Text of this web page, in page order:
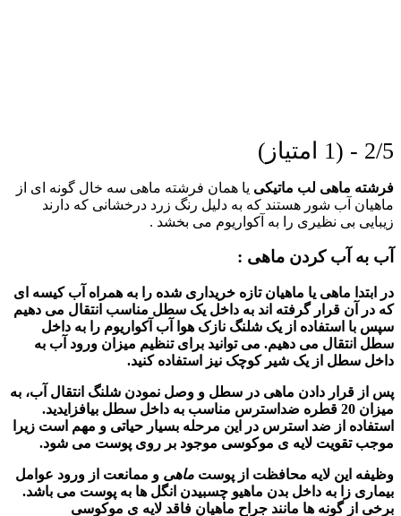
2/5 - (1 امتیاز)
فرشته ماهی لب ماتیکی یا همان فرشته ماهی سه خال گونه ای از
ماهیان آب شور هستند که به دلیل رنگ زرد درخشانی که دارند
زیبایی بی نظیری را به آکواریوم می بخشد .
آب به آب کردن ماهی :
در ابتدا ماهی یا ماهیان تازه خریداری شده را به همراه آب کیسه ای
که در آن قرار گرفته اند به داخل یک سطل مناسب انتقال می دهیم
سپس با استفاده از یک شلنگ نازک هوا آب آکواریوم را به داخل
سطل انتقال می دهیم. می توانید برای تنظیم میزان ورود آب به
داخل سطل از یک شیر کوچک نیز استفاده کنید.
پس از قرار دادن ماهی در سطل و وصل نمودن شلنگ انتقال آب، به
میزان 20 قطره ضداسترس مناسب به داخل سطل بیافزایدید.
استفاده از ضد استرس در این مرحله بسیار حیاتی و مهم است زیرا
موجب تقویت لایه ی موکوسی موجود بر روی پوست می شود.
وظیفه این لایه محافظت از پوست ماهی و ممانعت از ورود عوامل
بیماری زا به داخل بدن ماهیو چسبیدن انگل ها به پوست می باشد.
برخی از گونه ها مانند جراح ماهیان فاقد لایه ی موکوسی